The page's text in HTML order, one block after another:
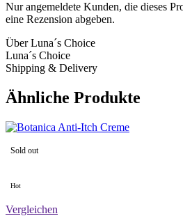
Nur angemeldete Kunden, die dieses
eine Rezension abgeben.
Über Luna´s Choice
Luna´s Choice
Shipping & Delivery
Ähnliche Produkte
Sold out
Hot
Vergleichen